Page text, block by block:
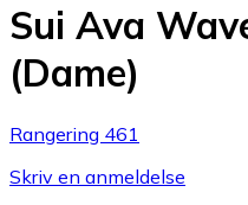
Sui Ava
(Dame)
Rangering 461
Skriv en anmeldelse